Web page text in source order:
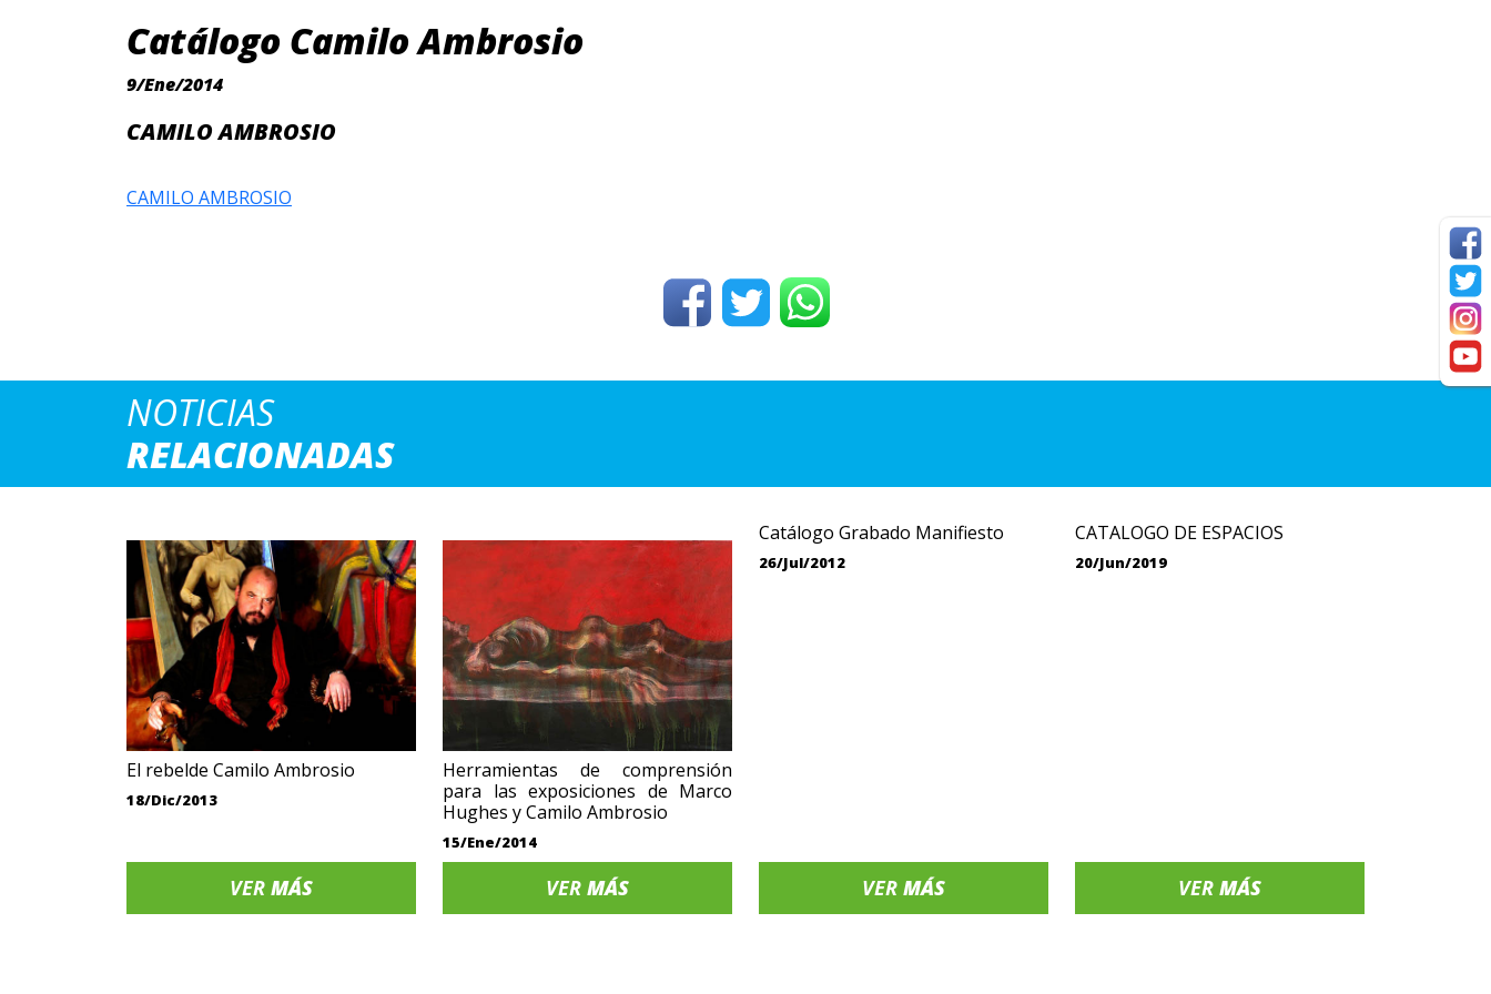
Catálogo Camilo Ambrosio
9/Ene/2014
CAMILO AMBROSIO
CAMILO AMBROSIO
NOTICIAS
RELACIONADAS
El rebelde Camilo Ambrosio
18/Dic/2013
VER MÁS
Herramientas de comprensión
para las exposiciones de Marco
Hughes y Camilo Ambrosio
15/Ene/2014
VER MÁS
Catálogo Grabado Manifiesto
26/Jul/2012
VER MÁS
CATALOGO DE ESPACIOS
20/Jun/2019
VER MÁS